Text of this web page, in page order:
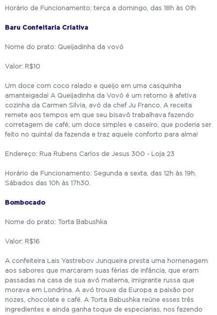
Horário de Funcionamento: terça a domingo, das 18h às 01h
Baru Confeitaria Criativa
Nome do prato: Queijadinha da vovó
Valor: R$10
Um doce com coco ralado e queijo em uma casquinha
amanteigada! A Queijadinha da Vovó é um retorno à afetiva
cozinha da Carmen Silvia, avó da chef Ju Franco. A receita
remete aos tempos em que seu bisavô trabalhava fazendo
corretagem de café; um doce simples e caseiro, que poderia ser
feito no quintal da fazenda e traz aquele conforto para alma!
Endereço: Rua Rubens Carlos de Jesus 300 - Loja 23
Horário de Funcionamento: Segunda a sexta, das 12h às 19h.
Sábados das 10h às 17h30.
Bombocado
Nome do prato: Torta Babushka
Valor: R$16
A confeiteira Lais Yastrebov Junqueira presta uma homenagem
aos sabores que marcaram suas férias de infância, que eram
passadas na casa de sua avó materna, imigrante russa que
morava em Londrina. A avó trouxe da Europa a paixão por
nozes, chocolate e café. A Torta Babushka reúne esses três
ingredientes e ainda ganha toque de especiarias, nos fazendo